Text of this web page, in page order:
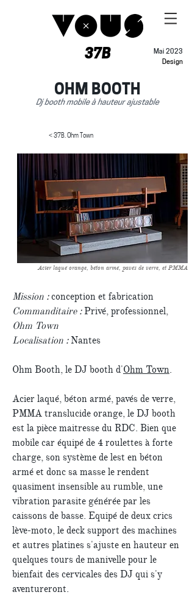
37B
Mai 2023
Design
OHM BOOTH
Dj booth mobile à hauteur ajustable
< 37B. Ohm Town
Acier laqué orange, béton armé, pavés de verre, et PMMA
Mission :conception et fabrication
Commanditaire :Privé, professionnel,
Ohm Town
Localisation :Nantes
Ohm Booth, le DJ booth d'Ohm Town.
Acier laqué, béton armé, pavés de verre,
PMMA translucide orange, le DJ booth
est la pièce maitresse du RDC. Bien que
mobile car équipé de 4 roulettes à forte
charge, son système de lest en béton
armé et donc sa masse le rendent
quasiment insensible au rumble, une
vibration parasite générée par les
caissons de basse. Equipé de deux crics
lève-moto, le deck support des machines
et autres platines s'ajuste en hauteur en
quelques tours de manivelle pour le
bienfait des cervicales des DJ qui s'y
aventureront.